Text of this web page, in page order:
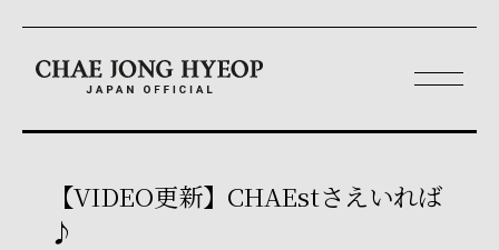
【VIDEO更新】CHAEstさえいれば
♪